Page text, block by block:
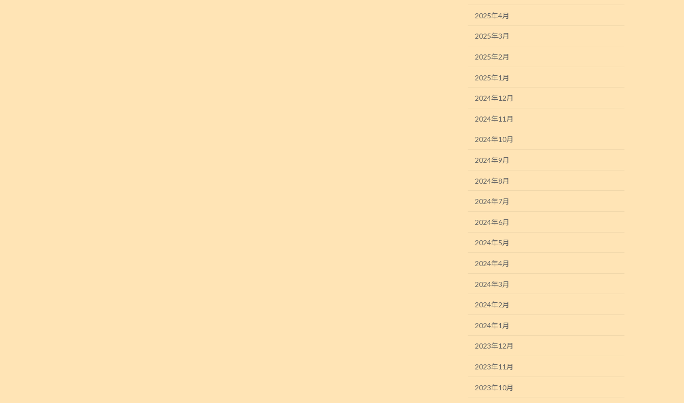
2025年4月
2025年3月
2025年2月
2025年1月
2024年12月
2024年11月
2024年10月
2024年9月
2024年8月
2024年7月
2024年6月
2024年5月
2024年4月
2024年3月
2024年2月
2024年1月
2023年12月
2023年11月
2023年10月